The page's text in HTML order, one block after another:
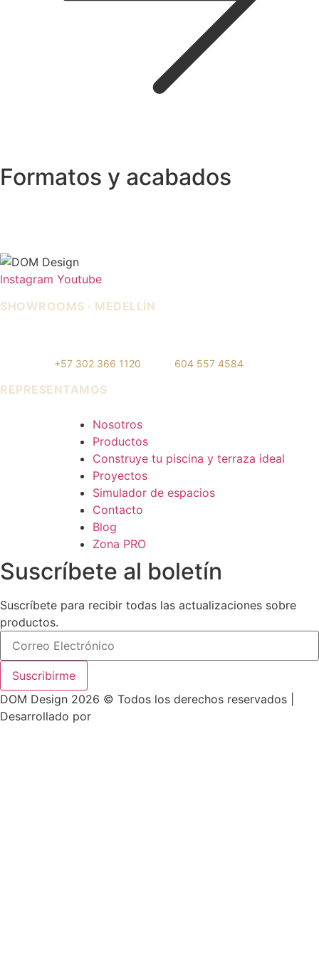
Formatos y acabados
Instagram Youtube
SHOWROOMS · MEDELLÍN
+57 302 366 1120 604 557 4584
REPRESENTAMOS
Nosotros
Productos
Construye tu piscina y terraza ideal
Proyectos
Simulador de espacios
Contacto
Blog
Zona PRO
Suscríbete al boletín
Suscríbete para recibir todas las actualizaciones sobre
productos.
Suscribirme
DOM Design 2026 © Todos los derechos reservados |
Desarrollado por